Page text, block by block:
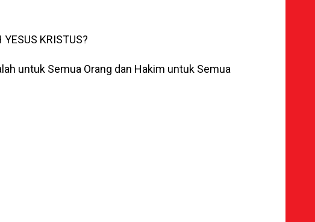
YESUS KRISTUS?
untuk Semua Orang dan Hakim untuk Semua